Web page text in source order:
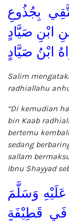
بِجُذُوعِ
ابْنِ صَيَّادٍ
Salim
radhiallahu
“Di kemudian
bin Kaab
bertemu
sedang
sallam
Ibnu Shayyad
وَسَلَّمَ
قَطِيْفَةٍ